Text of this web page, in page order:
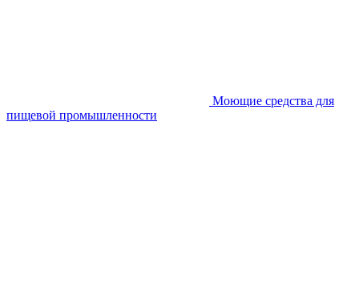
Моющие средства для
пищевой промышленности